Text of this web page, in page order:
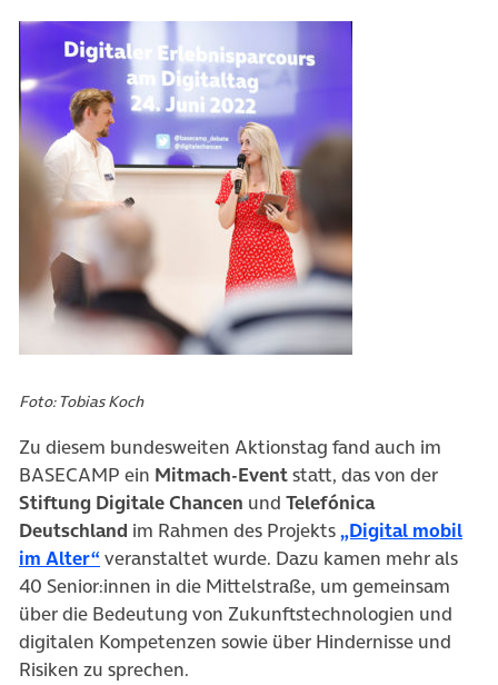
Foto: Tobias Koch
Zu diesem bundesweiten Aktionstag fand auch im
BASECAMP ein Mitmach-Eventstatt, das von der
Stiftung Digitale Chancen und Telefónica
Deutschland im Rahmen des Projekts„Digital mobil
im Alter“ (öffnet in neuem Tab)
veranstaltet wurde. Dazu kamen mehr als
40 Senior:innen in die Mittelstraße, um gemeinsam
über die Bedeutung von Zukunftstechnologien und
digitalen Kompetenzen sowie über Hindernisse und
Risiken zu sprechen.